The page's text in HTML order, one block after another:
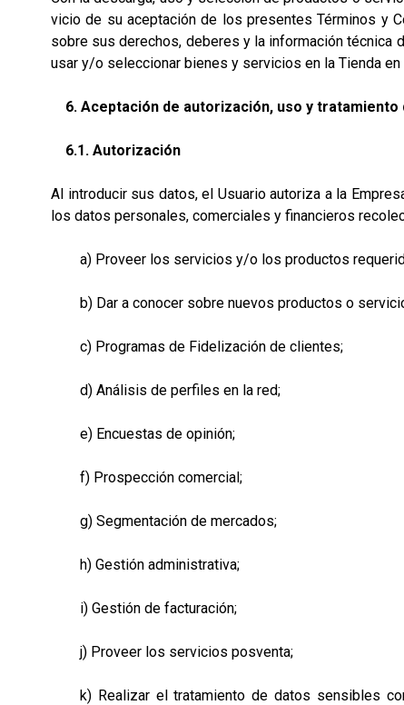
vicio de su aceptación de los presentes Términos y
sobre sus derechos, deberes y la información técnica
usar y/o seleccionar bienes y servicios en la Tienda en
6. Aceptación de autorización, uso y
6.1. Autorización
Al introducir sus datos, el Usuario autoriza a la
los datos personales, comerciales y financieros
a) Proveer los servicios y/o los productos
b) Dar a conocer sobre nuevos productos o
c) Programas de Fidelización de clientes;
d) Análisis de perfiles en la red;
e) Encuestas de opinión;
f) Prospección comercial;
g) Segmentación de mercados;
h) Gestión administrativa;
i) Gestión de facturación;
j) Proveer los servicios posventa;
k) Realizar el tratamiento de datos sensibles